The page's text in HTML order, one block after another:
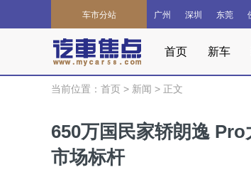
车市分站 广州 深圳 东莞
首页 新车
当前位置： 首页 > 新闻 > 正文
650万国民家轿朗逸
市场标杆